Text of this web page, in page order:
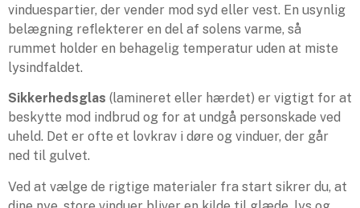
vinduespartier, der vender mod syd eller vest. En usynlig
belægning reflekterer en del af solens varme, så
rummet holder en behagelig temperatur uden at miste
lysindfaldet.
Sikkerhedsglas (lamineret eller hærdet) er vigtigt for at
beskytte mod indbrud og for at undgå personskade ved
uheld. Det er ofte et lovkrav i døre og vinduer, der går
ned til gulvet.
Ved at vælge de rigtige materialer fra start sikrer du, at